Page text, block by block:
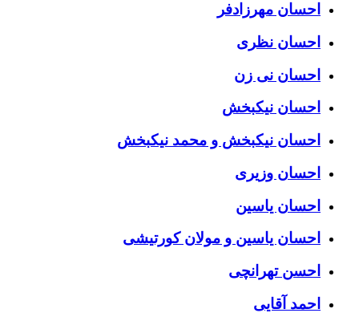
احسان مهرزادفر
احسان نظری
احسان نی زن
احسان نیکبخش
احسان نیکبخش و محمد نیکبخش
احسان وزیری
احسان یاسین
احسان یاسین و مولان کورتیشی
احسن تهرانچی
احمد آقایی